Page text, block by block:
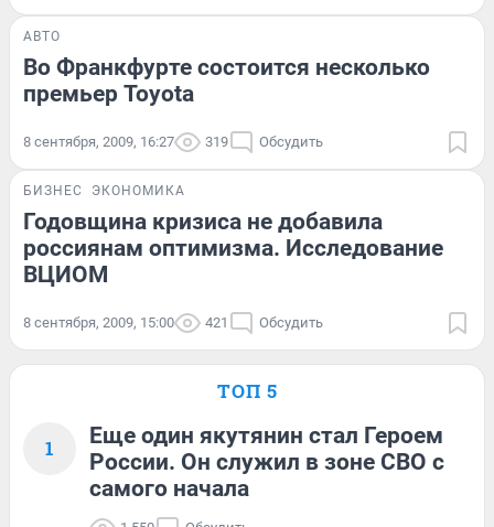
АВТО
Во Франкфурте состоится несколько
премьер Toyota
8 сентября, 2009, 16:27 319 Обсудить
БИЗНЕС ЭКОНОМИКА
Годовщина кризиса не добавила
россиянам оптимизма. Исследование
ВЦИОМ
8 сентября, 2009, 15:00 421 Обсудить
ТОП 5
1
Еще один якутянин стал Героем
России. Он служил в зоне СВО с
самого начала